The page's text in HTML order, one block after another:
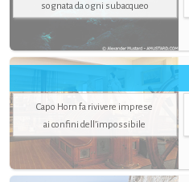
sognata da ogni subacqueo
Capo Horn fa rivivere imprese
ai confini dell’impossibile